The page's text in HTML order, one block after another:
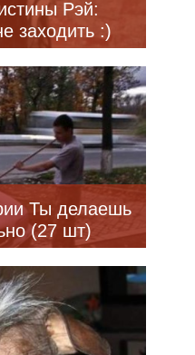
Рэй:
заходить :)
Ты делаешь
(27 шт)